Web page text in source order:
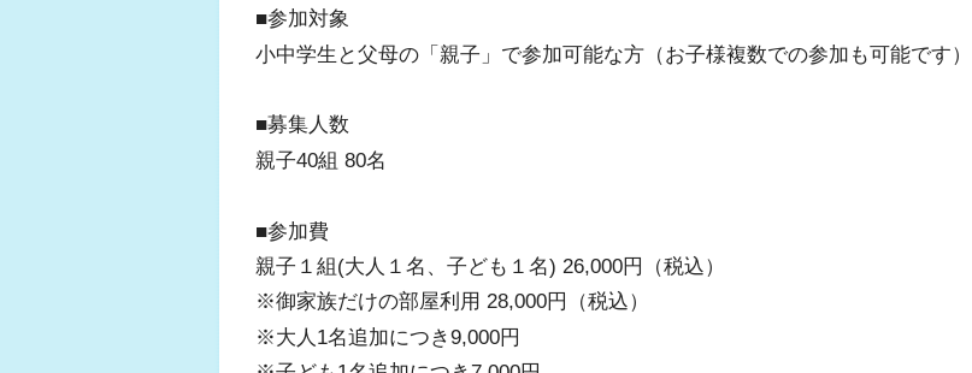
■参加対象
小中学生と父母の「親子」で参加可能な方（お子様複数での参加も可能です）
■募集人数
親子40組 80名
■参加費
親子１組(大人１名、子ども１名) 26,000円（税込）
※御家族だけの部屋利用 28,000円（税込）
※大人1名追加につき9,000円